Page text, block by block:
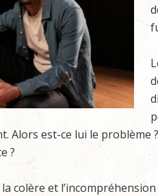
Alors est-ce lui le
?
colère et